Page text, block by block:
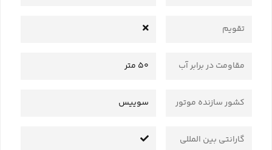
تقویم
مقاومت در برابر آب 50 متر
کشور سازنده موتور سوییس
گارانتی بین المللی